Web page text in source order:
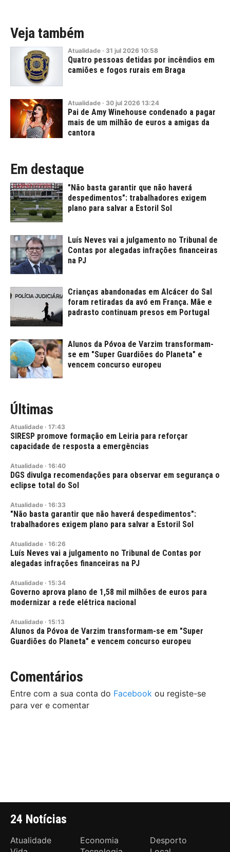
Veja também
Atualidade · 31 jul 2026 10:58
Quatro pessoas detidas por incêndios em
camiões e fogos rurais em Braga
Atualidade · 30 jul 2026 13:24
Pai de Amy Winehouse condenado a pagar
mais de um milhão de euros a amigas da
cantora
Em destaque
"Não basta garantir que não haverá
despedimentos": trabalhadores exigem
plano para salvar a Estoril Sol
Luís Neves vai a julgamento no Tribunal de
Contas por alegadas infrações financeiras
na PJ
Crianças abandonadas em Alcácer do Sal
foram retiradas da avó em França. Mãe e
padrasto continuam presos em Portugal
Alunos da Póvoa de Varzim transformam-
se em "Super Guardiões do Planeta" e
vencem concurso europeu
Últimas
Atualidade · 17:43
SIRESP promove formação em Leiria para reforçar
capacidade de resposta a emergências
Atualidade · 16:40
DGS divulga recomendações para observar em segurança o
eclipse total do Sol
Atualidade · 16:33
"Não basta garantir que não haverá despedimentos":
trabalhadores exigem plano para salvar a Estoril Sol
Atualidade · 16:26
Luís Neves vai a julgamento no Tribunal de Contas por
alegadas infrações financeiras na PJ
Atualidade · 15:34
Governo aprova plano de 1,58 mil milhões de euros para
modernizar a rede elétrica nacional
Atualidade · 15:13
Alunos da Póvoa de Varzim transformam-se em "Super
Guardiões do Planeta" e vencem concurso europeu
Comentários
Entre com a sua conta do Facebook ou registe-se
para ver e comentar
24 Notícias
Atualidade Economia
Desporto